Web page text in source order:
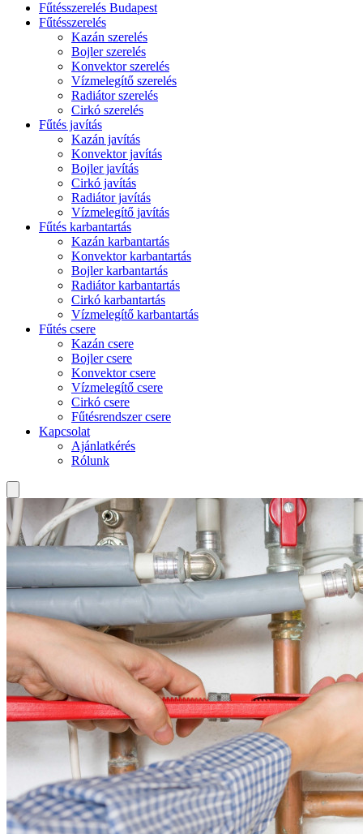
Fűtésszerelés Budapest
Fűtésszerelés
Kazán szerelés
Bojler szerelés
Konvektor szerelés
Vízmelegítő szerelés
Radiátor szerelés
Cirkó szerelés
Fűtés javítás
Kazán javítás
Konvektor javítás
Bojler javítás
Cirkó javítás
Radiátor javítás
Vízmelegítő javítás
Fűtés karbantartás
Kazán karbantartás
Konvektor karbantartás
Bojler karbantartás
Radiátor karbantartás
Cirkó karbantartás
Vízmelegítő karbantartás
Fűtés csere
Kazán csere
Bojler csere
Konvektor csere
Vízmelegítő csere
Cirkó csere
Fűtésrendszer csere
Kapcsolat
Ajánlatkérés
Rólunk